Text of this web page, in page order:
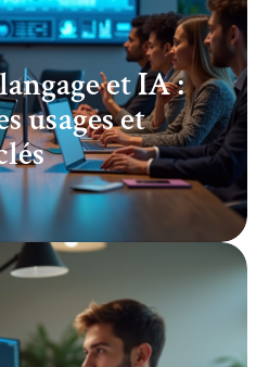
et IA :
usages et